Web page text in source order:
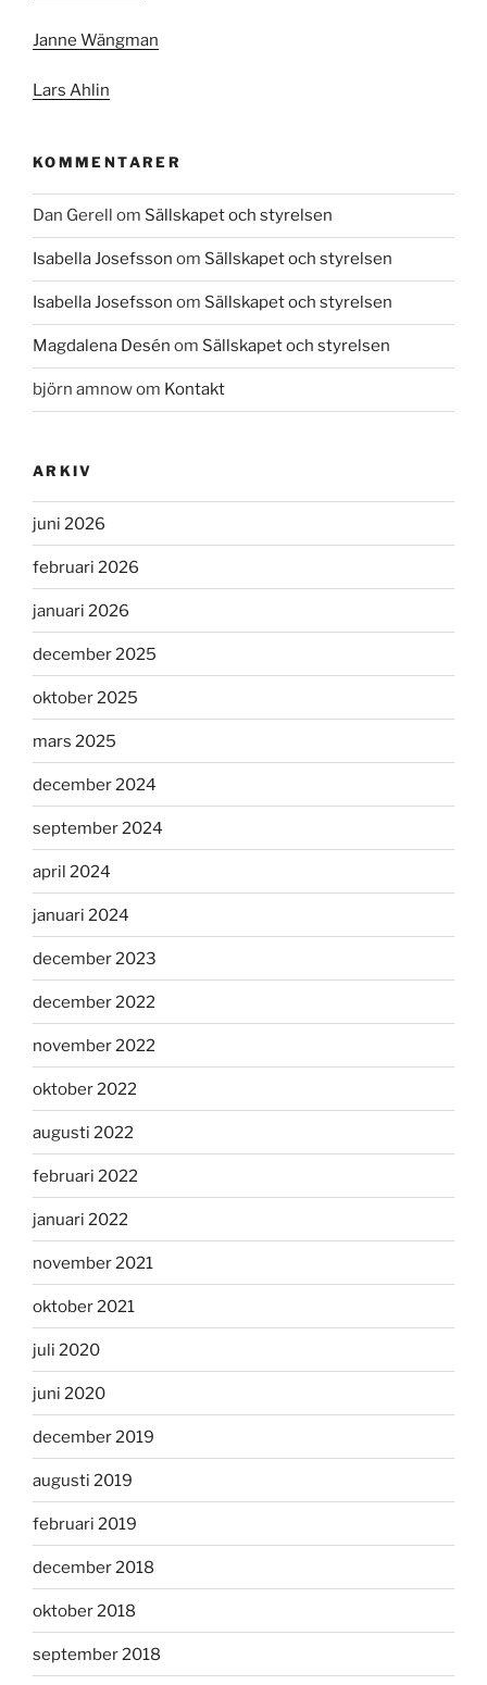
Janne Wängman
Lars Ahlin
KOMMENTARER
Dan Gerell om Sällskapet och styrelsen
Isabella Josefsson om Sällskapet och styrelsen
Isabella Josefsson om Sällskapet och styrelsen
Magdalena Desén om Sällskapet och styrelsen
björn amnowom Kontakt
ARKIV
juni 2026
februari 2026
januari 2026
december 2025
oktober 2025
mars 2025
december 2024
september 2024
april 2024
januari 2024
december 2023
december 2022
november 2022
oktober 2022
augusti 2022
februari 2022
januari 2022
november 2021
oktober 2021
juli 2020
juni 2020
december 2019
augusti 2019
februari 2019
december 2018
oktober 2018
september 2018